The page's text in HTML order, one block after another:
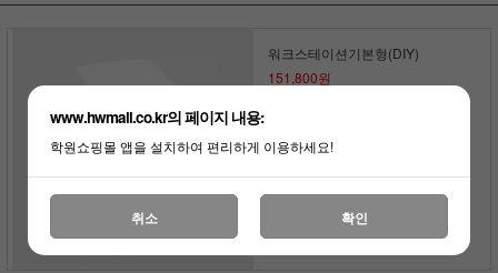
워크스테이션기본형(DIY)
151,800원
www.hwmall.co.kr의 페이지 내용:
학원쇼핑몰 앱을 설치하여 편리하게 이용하세요!
취소 확인